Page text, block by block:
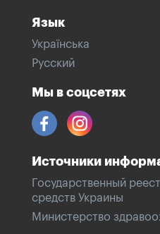
Язык
Українська
Русский
Мы в соцсетях
Источники
Государственный
средств Украины
Министерство